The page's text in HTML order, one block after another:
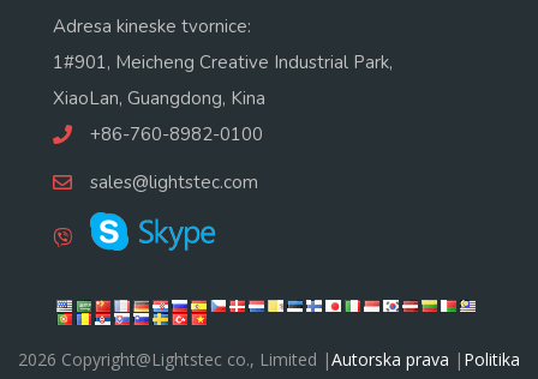
Adresa kineske tvornice:
1#901, Meicheng Creative Industrial Park,
XiaoLan, Guangdong, Kina
+86-760-8982-0100
sales@lightstec.com
2026 Copyright@Lightstec co., Limited |Autorska prava | Politika